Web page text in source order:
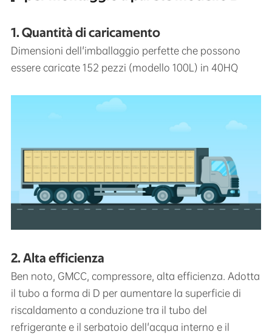
1. Quantità di caricamento
Dimensioni dell'imballaggio perfette che possono
essere caricate 152 pezzi (modello 100L) in 40HQ
2. Alta efficienza
Ben noto, GMCC, compressore, alta efficienza. Adotta
il tubo a forma di D per aumentare la superficie di
riscaldamento a conduzione tra il tubo del
refrigerante e il serbatoio dell'acqua interno e il